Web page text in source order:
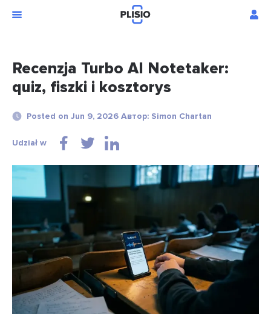
Recenzja Turbo AI Notetaker:
quiz, fiszki i kosztorys
Posted on Jun 9, 2026 Автор: Simon Chartan
Udział w